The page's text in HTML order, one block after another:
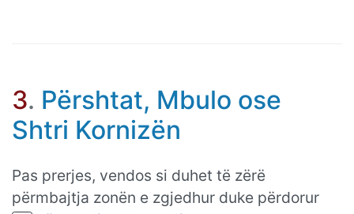
3. Përshtat, Mbulo ose
Shtri Kornizën
Pas prerjes, vendos si duhet të zërë
përmbajtja zonën e zgjedhur duke përdorur